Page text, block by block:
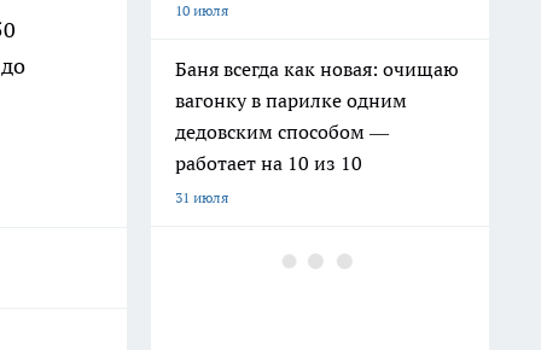
10 июля
Баня всегда как новая: очищаю
вагонку в парилке одним
дедовским способом —
работает на 10 из 10
31 июля
Как заправить бензин в